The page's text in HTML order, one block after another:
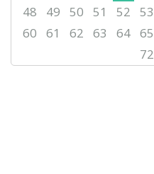
48
49 50 51 52 53
60
61 62 63 64 65
72